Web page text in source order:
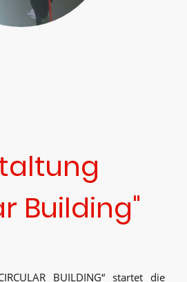
Building"
BUILDING“ startet die